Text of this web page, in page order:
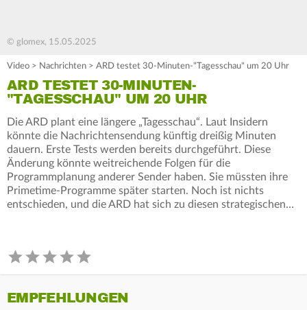
© glomex, 15.05.2025
Video > Nachrichten > ARD testet 30-Minuten-"Tagesschau" um 20 Uhr
ARD TESTET 30-MINUTEN-
"TAGESSCHAU" UM 20 UHR
Die ARD plant eine längere „Tagesschau“. Laut Insidern
könnte die Nachrichtensendung künftig dreißig Minuten
dauern. Erste Tests werden bereits durchgeführt. Diese
Änderung könnte weitreichende Folgen für die
Programmplanung anderer Sender haben. Sie müssten ihre
Primetime-Programme später starten. Noch ist nichts
entschieden, und die ARD hat sich zu diesen strategischen…
EMPFEHLUNGEN